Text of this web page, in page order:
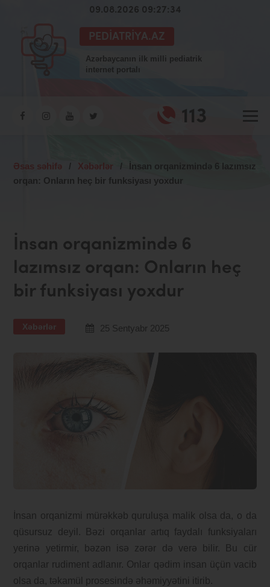
09.08.2026 09:27:35
PEDIATRIYA.AZ
Azərbaycanın ilk milli pediatrik
internet portalı
113
Əsas səhifə / Xəbərlər /
İnsan orqanizmində 6 lazımsız
orqan: Onların heç bir funksiyası yoxdur
İnsan orqanizmində 6
lazımsız orqan: Onların heç
bir funksiyası yoxdur
Xəbərlər 25 Sentyabr 2025
İnsan orqanizmi mürəkkəb quruluşa malik olsa da, o da
qüsursuz deyil. Bəzi orqanlar artıq faydalı funksiyaları
yerinə yetirmir, bəzən isə zərər də verə bilir. Bu cür
orqanlar rudiment adlanır. Onlar qədim insan üçün vacib
olsa da, təkamül prosesində əhəmiyyətini itirib.